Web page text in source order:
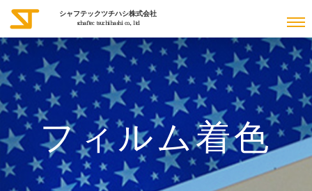
シャフテックツチハシ株式会社
schaftec tsuchihashi co., ltd
フィルム着色